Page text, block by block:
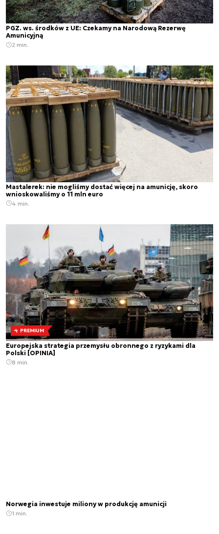
PGZ. ws. środków z UE: Czekamy na Narodową Rezerwę
Amunicyjną
2 min.
Mastalerek: nie mogliśmy dostać więcej na amunicję, skoro
wnioskowaliśmy o 11 mln euro
4 min.
PREMIUM
Europejska strategia przemysłu obronnego z ryzykami dla
Polski [OPINIA]
8 min.
Norwegia inwestuje miliony w produkcję amunicji
1 min.